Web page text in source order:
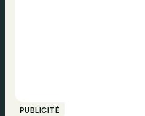
PUBLICITÉ